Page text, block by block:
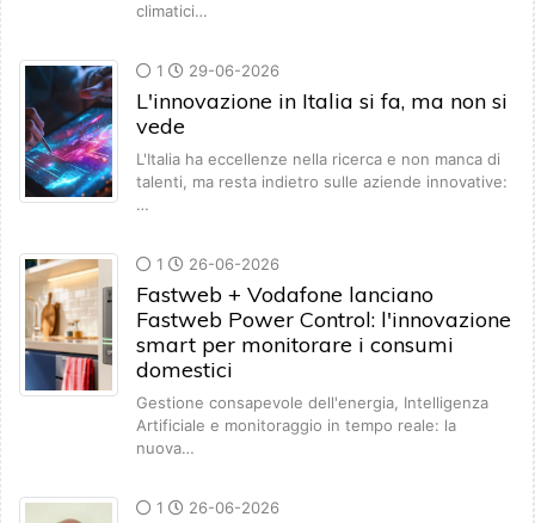
climatici…
1 29-06-2026
L'innovazione in Italia si fa, ma non si
vede
L'Italia ha eccellenze nella ricerca e non manca di
talenti, ma resta indietro sulle aziende innovative:
…
1 26-06-2026
Fastweb + Vodafone lanciano
Fastweb Power Control: l'innovazione
smart per monitorare i consumi
domestici
Gestione consapevole dell'energia, Intelligenza
Artificiale e monitoraggio in tempo reale: la
nuova…
1 26-06-2026